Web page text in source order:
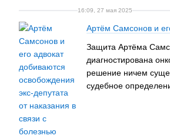
16:09, 27 мая 2025
Артём Самсонов и
Защита Артёма
диагностирована
решение ничем
судебное